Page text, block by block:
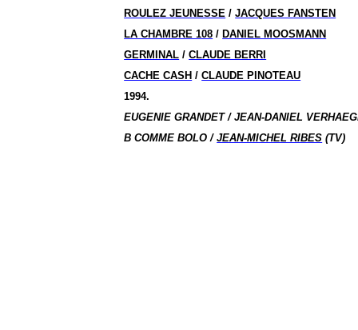
ROULEZ JEUNESSE /JACQUES FANSTEN
LA CHAMBRE 108 / DANIEL MOOSMANN
GERMINAL /CLAUDE BERRI
CACHE CASH /CLAUDE PINOTEAU
1994.
EUGENIE GRANDET / JEAN-DANIEL
B COMME BOLO /JEAN-MICHEL RIBES (TV)